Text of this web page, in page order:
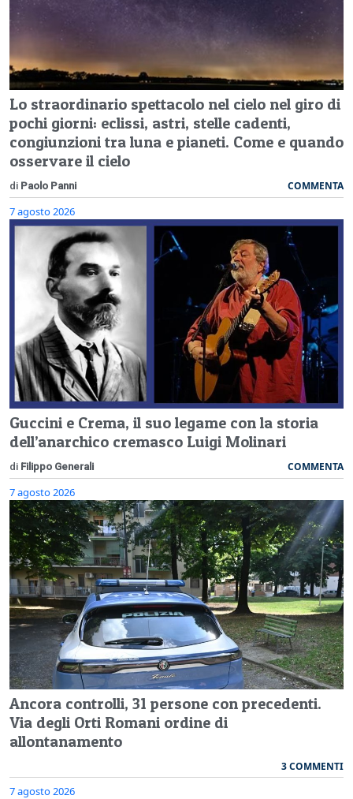
Lo straordinario spettacolo nel cielo nel giro di
pochi giorni: eclissi, astri, stelle cadenti,
congiunzioni tra luna e pianeti. Come e quando
osservare il cielo
di Paolo Panni COMMENTA
7 agosto 2026
Guccini e Crema, il suo legame con la storia
dell’anarchico cremasco Luigi Molinari
di Filippo Generali COMMENTA
7 agosto 2026
Ancora controlli, 31 persone con precedenti.
Via degli Orti Romani ordine di
allontanamento
3 COMMENTI
7 agosto 2026